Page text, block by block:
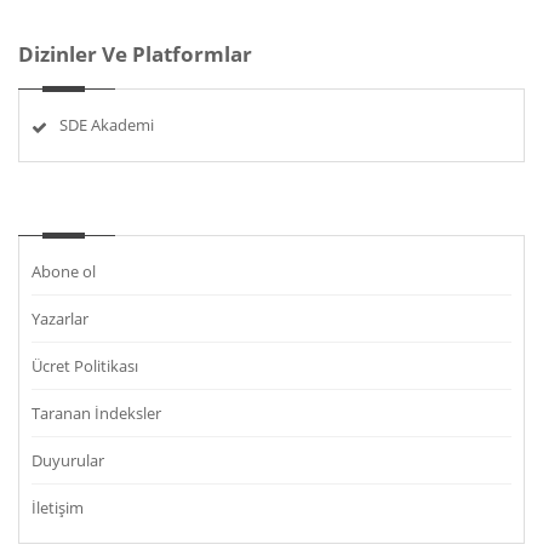
Dizinler Ve Platformlar
SDE Akademi
Abone ol
Yazarlar
Ücret Politikası
Taranan İndeksler
Duyurular
İletişim